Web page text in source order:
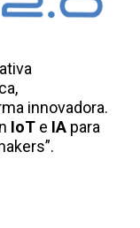
innovadora.
IoT e IA para